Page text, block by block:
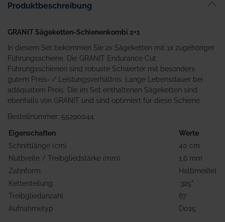
springen
Produktbeschreibung
GRANIT Sägeketten-Schienenkombi 2+1
In diesem Set bekommen Sie 2x Sägeketten mit 1x zugehöriger
Führungsschiene. Die GRANIT Endurance Cut
Führungsschienen sind robuste Schwerter mit besonders
gutem Preis- / Leistungsverhältnis. Lange Lebensdauer bei
adäquatem Preis. Die im Set enthaltenen Sägeketten sind
ebenfalls von GRANIT und sind optimiert für diese Schiene.
Bestellnummer: 55290044
Eigenschaften
Werte
Schnittlänge (cm)
40 cm
Nutbreite / Treibgliedstärke (mm)
1,6 mm
Zahnform
Halbmeißel
Kettenteilung
.325"
Treibgliedanzahl
67
Aufnahmetyp
D025